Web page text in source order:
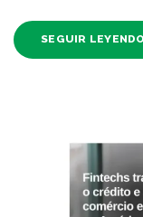
SEGUIR LEYENDO